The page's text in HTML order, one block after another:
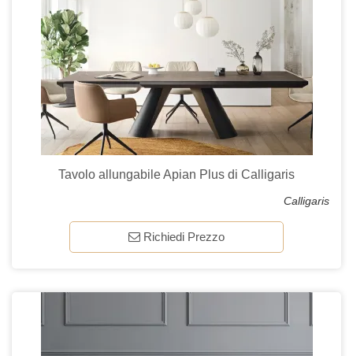
Tavolo allungabile Apian Plus di Calligaris
Calligaris
Richiedi Prezzo